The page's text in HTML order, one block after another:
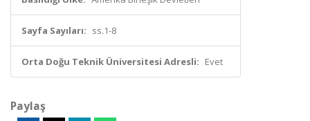
Sayfa Sayıları: ss.1-8
Orta Doğu Teknik Üniversitesi Adresli: Evet
Paylaş